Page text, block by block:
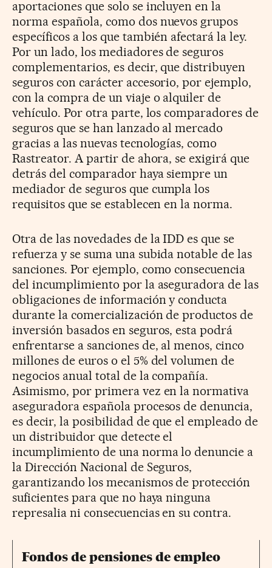
aportaciones que solo se incluyen en la
norma española, como dos nuevos grupos
específicos a los que también afectará la ley.
Por un lado, los mediadores de seguros
complementarios, es decir, que distribuyen
seguros con carácter accesorio, por ejemplo,
con la compra de un viaje o alquiler de
vehículo. Por otra parte, los comparadores de
seguros que se han lanzado al mercado
gracias a las nuevas tecnologías, como
Rastreator. A partir de ahora, se exigirá que
detrás del comparador haya siempre un
mediador de seguros que cumpla los
requisitos que se establecen en la norma.
Otra de las novedades de la IDD es que se
refuerza y se suma una subida notable de las
sanciones. Por ejemplo, como consecuencia
del incumplimiento por la aseguradora de las
obligaciones de información y conducta
durante la comercialización de productos de
inversión basados en seguros, esta podrá
enfrentarse a sanciones de, al menos, cinco
millones de euros o el 5% del volumen de
negocios anual total de la compañía.
Asimismo, por primera vez en la normativa
aseguradora española procesos de denuncia,
es decir, la posibilidad de que el empleado de
un distribuidor que detecte el
incumplimiento de una norma lo denuncie a
la Dirección Nacional de Seguros,
garantizando los mecanismos de protección
suficientes para que no haya ninguna
represalia ni consecuencias en su contra.
Fondos de pensiones de empleo